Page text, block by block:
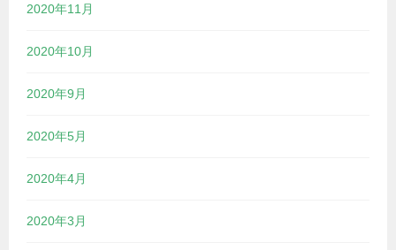
2020年11月
2020年10月
2020年9月
2020年5月
2020年4月
2020年3月